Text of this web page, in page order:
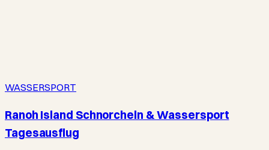
WASSERSPORT
Ranoh Island Schnorcheln & Wassersport
Tagesausflug